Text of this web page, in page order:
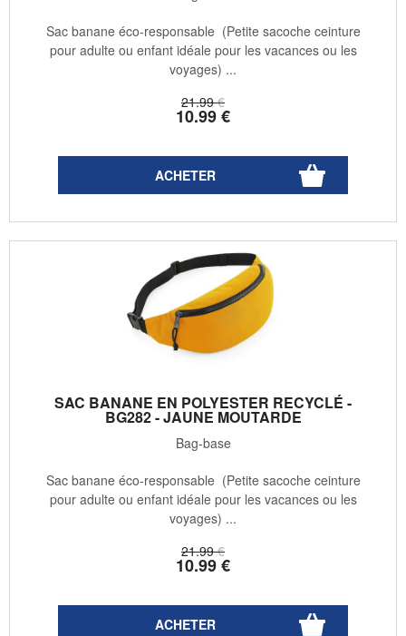
21.99 €
10.99€
Sac banane éco-responsable (Petite sacoche ceinture
pour adulte ou enfant idéale pour les vacances ou les
voyages) ...
SAC BANANE EN POLYESTER RECYCLÉ -
BG282 - JAUNE MOUTARDE
Bag-base
21.99 €
10.99€
Sac banane éco-responsable (Petite sacoche ceinture
pour adulte ou enfant idéale pour les vacances ou les
voyages) ...